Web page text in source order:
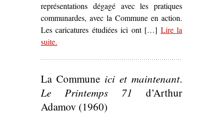
représentations dégagé avec les pratiques
communardes, avec la Commune en action.
Les caricatures étudiées ici ont […] Lire la
suite– ‘Les Représentations de la Commune au travers de
.
La Commune ici et maintenant.
Le Printemps 71 d’Arthur
Adamov (1960)